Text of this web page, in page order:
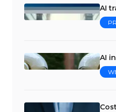
AI
AI